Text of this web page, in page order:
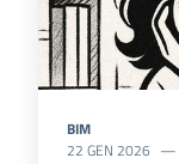
BIM
22 GEN 2026